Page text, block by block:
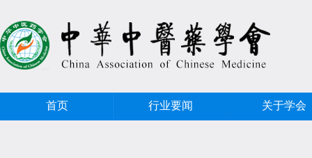
首页 行业要闻 关于学会